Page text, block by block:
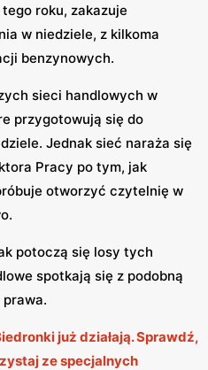
roku, zakazuje
w niedziele, z kilkoma
benzynowych.
sieci handlowych w
przygotowują się do
Jednak sieć naraża się
Pracy po tym, jak
otworzyć czytelnię w
potoczą się losy tych
spotkają się z podobną
prawa.
już działają. Sprawdź,
ze specjalnych